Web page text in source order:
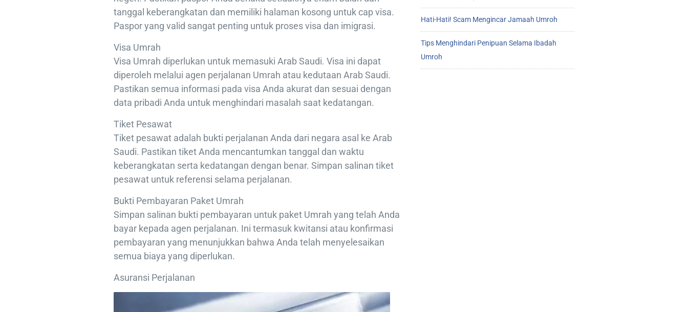
tanggal keberangkatan dan memiliki halaman kosong untuk cap visa.
Paspor yang valid sangat penting untuk proses visa dan imigrasi.
Visa Umrah
Visa Umrah diperlukan untuk memasuki Arab Saudi. Visa ini dapat
diperoleh melalui agen perjalanan Umrah atau kedutaan Arab Saudi.
Pastikan semua informasi pada visa Anda akurat dan sesuai dengan
data pribadi Anda untuk menghindari masalah saat kedatangan.
Tiket Pesawat
Tiket pesawat adalah bukti perjalanan Anda dari negara asal ke Arab
Saudi. Pastikan tiket Anda mencantumkan tanggal dan waktu
keberangkatan serta kedatangan dengan benar. Simpan salinan tiket
pesawat untuk referensi selama perjalanan.
Bukti Pembayaran Paket Umrah
Simpan salinan bukti pembayaran untuk paket Umrah yang telah Anda
bayar kepada agen perjalanan. Ini termasuk kwitansi atau konfirmasi
pembayaran yang menunjukkan bahwa Anda telah menyelesaikan
semua biaya yang diperlukan.
Asuransi Perjalanan
Hati-Hati! Scam Mengincar Jamaah Umroh
Tips Menghindari Penipuan Selama Ibadah
Umroh